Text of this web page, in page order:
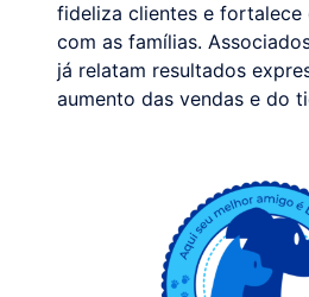
fideliza clientes e fortalece
com as famílias.
já relatam resultados
aumento das vendas e do